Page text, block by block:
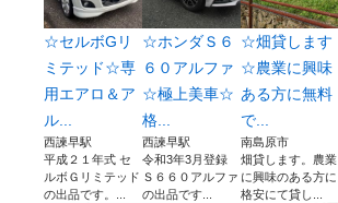
☆セルボGリ
ミテッド☆専
用エアロ＆ア
ル...
西諫早駅
平成２１年式 セ
ルボＧリミテッド
の出品です。...
☆ホンダＳ６
６０アルファ
☆極上美車☆
格...
西諫早駅
令和3年3月登録
Ｓ６６０アルファ
の出品です...
☆畑貸します
☆農業に興味
ある方に無料
で...
南島原市
畑貸します。農業
に興味のある方に
格安にて貸し...